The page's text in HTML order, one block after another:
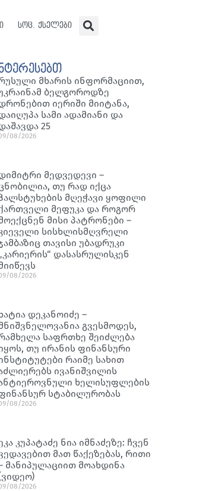
სოც. ქსელები
მხარის ინფორმაციით,
ბელგოროდზე
იერიში მიიტანა,
სამი ადამიანი და
25
08/2026
მედვედევი –
თუ რად იქცა
მღეჭავი ყოფილი
მეფუკა და როგორ
მისი პატრონები –
სისხლისმღვრელი
თავისი უბადრუკი
დასასრულისკენ
08/2026
დეკანოიძე –
გვესმოდეს,
საფრთხე შეიძლება
თუ ირანის ფინანსური
რაიმე სახით
ივანიშვილის
ხელისუფლების
სტაბილურობას
08/2026
კუპატაძე ნია იმნაძეზე: ჩვენ
მათ წაქეზებას, რითი
მანიპულაციით მოახდინა
08/2026